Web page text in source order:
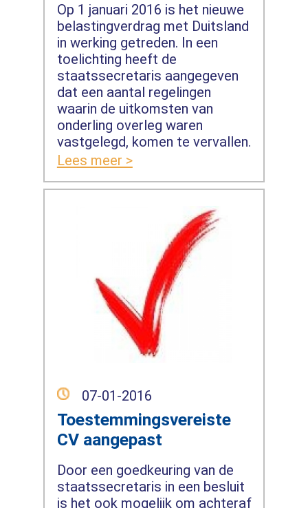
Op 1 januari 2016 is het nieuwe
belastingverdrag met Duitsland
in werking getreden. In een
toelichting heeft de
staatssecretaris aangegeven
dat een aantal regelingen
waarin de uitkomsten van
onderling overleg waren
vastgelegd, komen te vervallen.
Lees meer >
07-01-2016
Toestemmingsvereiste
CV aangepast
Door een goedkeuring van de
staatssecretaris in een besluit
is het ook mogelijk om achteraf